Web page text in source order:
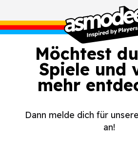
Möchtest
Spiele und
mehr
Dann melde dich für
an!